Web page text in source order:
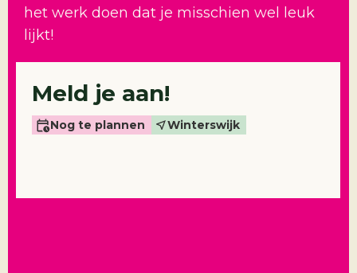
het werk doen dat je misschien wel leuk
lijkt!
Meld je aan!
Nog te plannen Winterswijk